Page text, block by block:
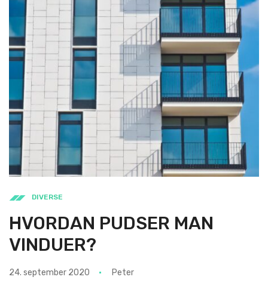
DIVERSE
HVORDAN PUDSER MAN
VINDUER?
24. september 2020 Peter